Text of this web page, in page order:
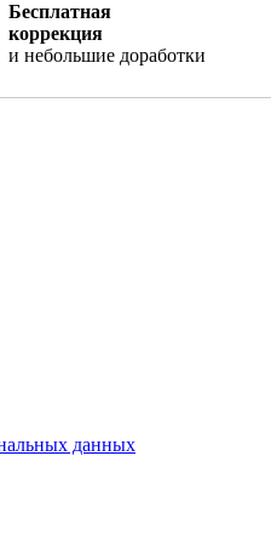
Бесплатная
коррекция
и небольшие доработки
данных